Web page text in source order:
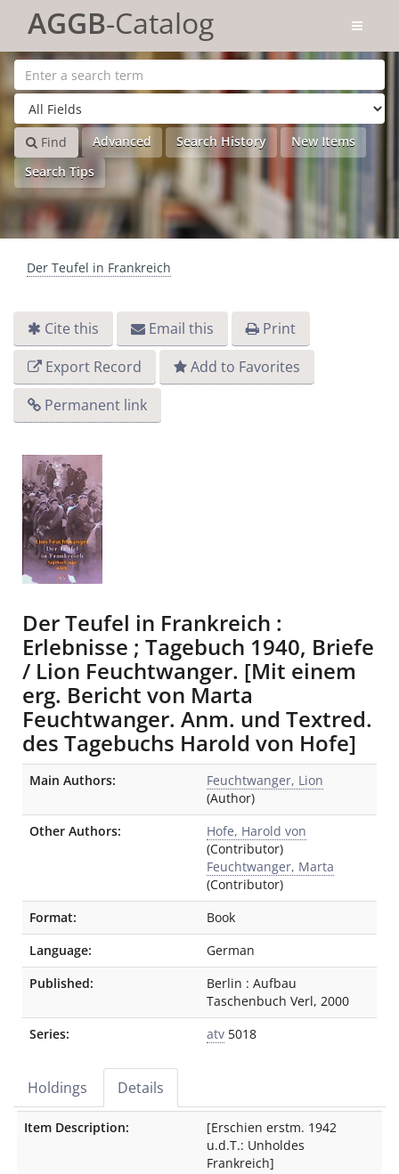
AGGB-Catalog
Find Advanced Search History
New Items
Search Tips
Der Teufel in Frankreich
Cite this Email this
Print
Export Record
Add to Favorites
Permanent link
Der Teufel in Frankreich :
Erlebnisse ; Tagebuch 1940, Briefe
/ Lion Feuchtwanger. [Mit einem
erg. Bericht von Marta
Feuchtwanger. Anm. und Textred.
des Tagebuchs Harold von Hofe]
Bibliographic Details
Main Authors:
Feuchtwanger, Lion
(Author)
Other Authors:
Hofe, Harold von
(Contributor)
Feuchtwanger, Marta
(Contributor)
Format:
Book
Language:
German
Published:
Berlin : Aufbau
Taschenbuch Verl, 2000
Series:
atv 5018
Holdings Details
Item Description:
[Erschien erstm. 1942
u.d.T.: Unholdes
Frankreich]